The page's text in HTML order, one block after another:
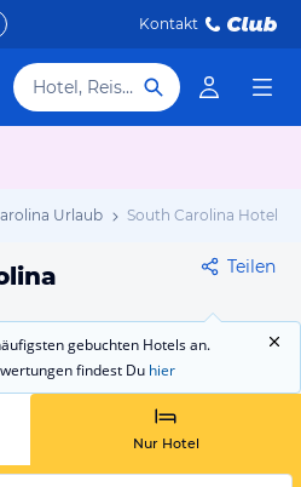
Kontakt
Hotel, Reiseziel
Urlaub South Carolina Hotels
Teilen
gebuchten Hotels an.
findest Du hier
Nur Hotel